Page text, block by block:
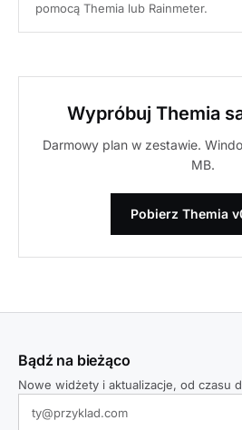
pomocą Themia lub Rainmeter.
Wypróbuj Themia
Darmowy plan w zestawie.
MB.
Pobierz Themia
Bądź na bieżąco
Nowe widżety i aktualizacje, od czasu